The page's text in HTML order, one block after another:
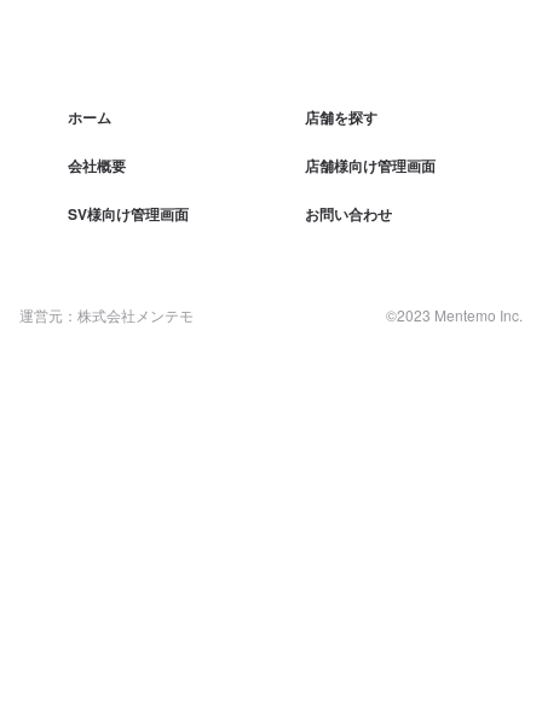
ホーム 店舗を探す
会社概要 店舗様向け管理画面
SV様向け管理画面 お問い合わせ
運営元：株式会社メンテモ ©2023 Mentemo Inc.